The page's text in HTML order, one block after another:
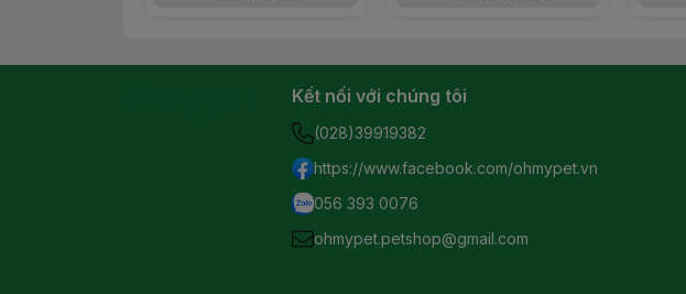
Kết nối với chúng tôi
(028)39919382
https://www.facebook.com/ohmypet.vn
056 393 0076
ohmypet.petshop@gmail.com